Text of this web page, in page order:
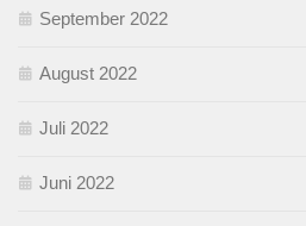
September 2022
August 2022
Juli 2022
Juni 2022